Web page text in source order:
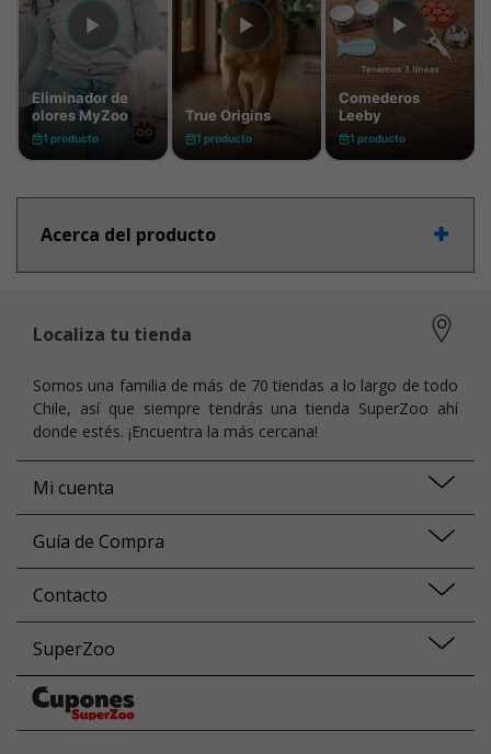
Acerca del producto
Localiza tu tienda
Somos una familia de más de 70 tiendas a lo largo de todo
Chile, así que siempre tendrás una tienda SuperZoo ahí
donde estés. ¡Encuentra la más cercana!
Mi cuenta
Guía de Compra
Contacto
SuperZoo